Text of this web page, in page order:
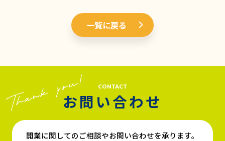
一覧に戻る
CONTACT
お問い合わせ
開業に関してのご相談やお問い合わせを承ります。